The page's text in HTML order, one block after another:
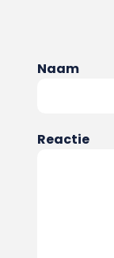
Naam
Reactie